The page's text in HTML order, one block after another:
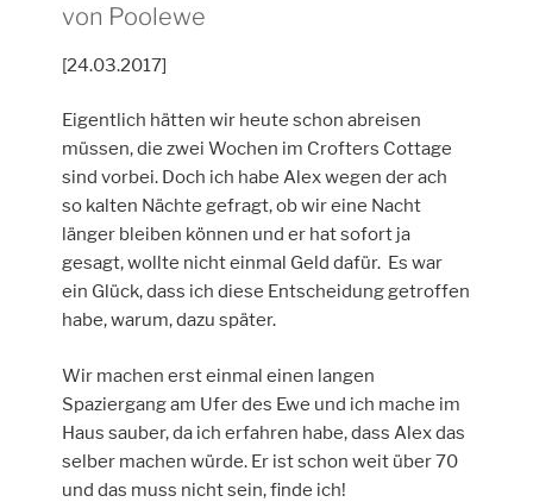
von Poolewe
[24.03.2017]
Eigentlich hätten wir heute schon abreisen
müssen, die zwei Wochen im Crofters Cottage
sind vorbei. Doch ich habe Alex wegen der ach
so kalten Nächte gefragt, ob wir eine Nacht
länger bleiben können und er hat sofort ja
gesagt, wollte nicht einmal Geld dafür. Es war
ein Glück, dass ich diese Entscheidung getroffen
habe, warum, dazu später.
Wir machen erst einmal einen langen
Spaziergang am Ufer des Ewe und ich mache im
Haus sauber, da ich erfahren habe, dass Alex das
selber machen würde. Er ist schon weit über 70
und das muss nicht sein, finde ich!